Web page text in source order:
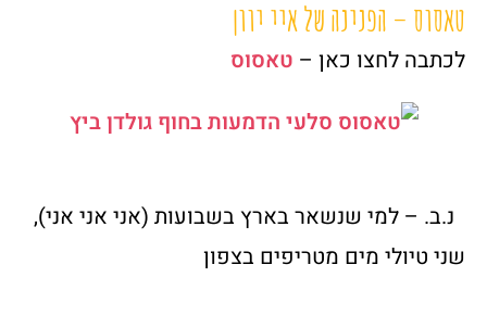
טאסוס – הפנינה של איי יוון
לכתבה לחצו כאן – טאסוס
נ.ב. – למי שנשאר בארץ בשבועות (אני אני אני),
שני טיולי מים מטריפים בצפון